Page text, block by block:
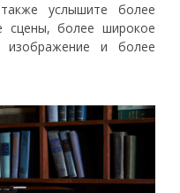
услышите более
сцены, более широкое
изображение и более